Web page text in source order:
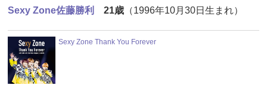
Sexy Zone佐藤勝利 21歳 （1996年10月30日生まれ）
Sexy Zone Thank You Forever